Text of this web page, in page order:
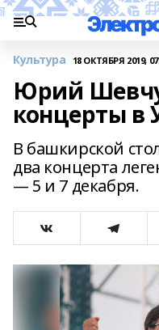
Культура 18 ОКТЯБРЯ 2019,
Юрий
концерты в
В башкирской
два концерта
— 5 и 7 декабря.